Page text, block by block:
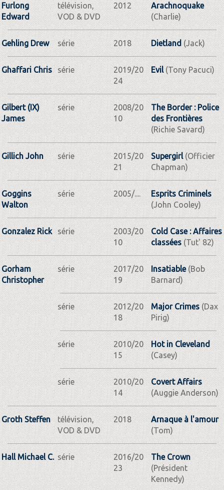
Furlong
Edward
télévision,
VOD & DVD
2012
Arachnoquake
(Charlie)
Gehling Drew série 2018 Dietland (Jack)
Ghaffari Chris série
2019/20
24
Evil(Tony Pacuci)
Gilbert (IX)
James
série
2008/20
10
The Border : Police
des Frontières
(Richie Savard)
Gillich John série
2015/20
21
Supergirl(Officier
Chapman)
Goggins
Walton
série 2005/....
Esprits Criminels
(John Cooley)
Gonzalez Rick série
2003/20
10
Cold Case : Affaires
classées(Tut' 82)
Gorham
Christopher
série
2017/20
19
Insatiable(Bob
Barnard)
série
2012/20
18
Major Crimes(Dax
Pirig)
série
2010/20
15
Hot in Cleveland
(Casey)
série
2010/20
14
Covert Affairs
(Auggie Anderson)
Groth Steffen
télévision,
VOD & DVD
2018
Arnaque à l'amour
(Tom)
Hall Michael C. série
2016/20
23
The Crown
(Président
Kennedy)